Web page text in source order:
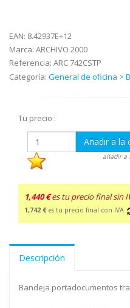
EAN: 8.42937E+12
Marca: ARCHIVO 2000
Referencia: ARC 742CSTP
Categoría: General de oficina >
Tu precio :
Añadir a la
añadir a
1,440 € es tu precio final sin
1,742 € es tu precio final con IVA
Descripción
Bandeja portadocumentos